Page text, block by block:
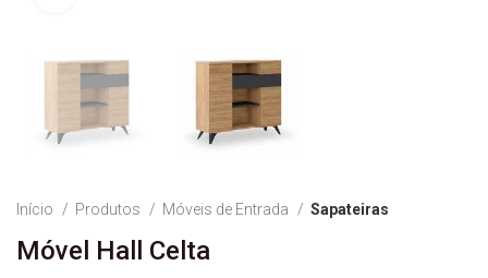
Início Produtos Móveis de Entrada Sapateiras
Móvel Hall Celta